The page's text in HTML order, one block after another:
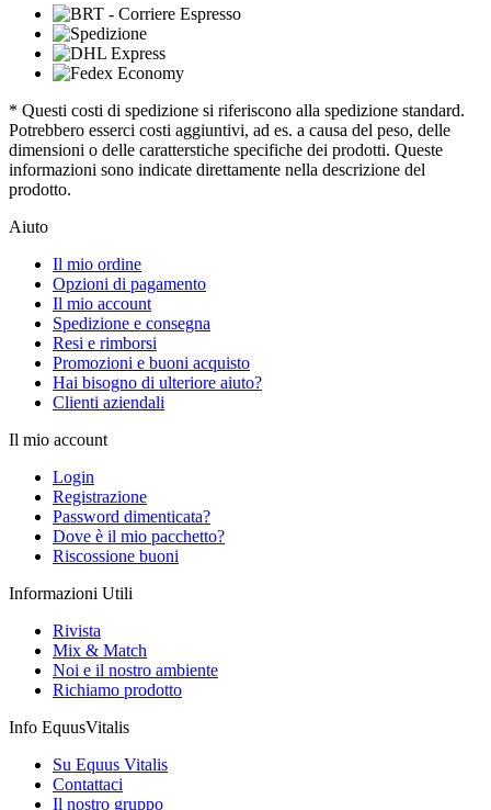
* Questi costi di spedizione si riferiscono alla spedizione standard.
Potrebbero esserci costi aggiuntivi, ad es. a causa del peso, delle
dimensioni o delle caratterstiche specifiche dei prodotti. Queste
informazioni sono indicate direttamente nella descrizione del
prodotto.
Aiuto
Il mio ordine
Opzioni di pagamento
Il mio account
Spedizione e consegna
Resi e rimborsi
Promozioni e buoni acquisto
Hai bisogno di ulteriore aiuto?
Clienti aziendali
Il mio account
Login
Registrazione
Password dimenticata?
Dove è il mio pacchetto?
Riscossione buoni
Informazioni Utili
Rivista
Mix & Match
Noi e il nostro ambiente
Richiamo prodotto
Info EquusVitalis
Su Equus Vitalis
Contattaci
Il nostro gruppo